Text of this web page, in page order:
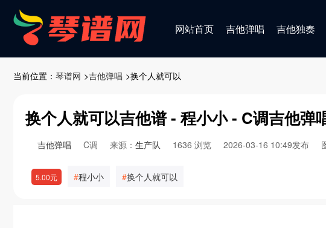
网站首页 吉他弹唱 吉他独奏
当前位置： 琴谱网 >吉他弹唱 >换个人就可以
换个人就可以吉他谱 - 程小小 - C调吉他弹
吉他弹唱 C调 来源： 生产队 1636 浏览 2026-03-16 10:49发布
5.00元 程小小 换个人就可以